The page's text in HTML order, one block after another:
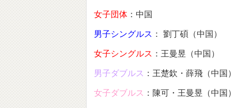
女子団体 ：中国
男子シングルス ： 劉丁碩（中国）
女子シングルス ：王曼昱（中国）
男子ダブルス ：王楚欽・薛飛（中国）
女子ダブルス ：陳可・王曼昱（中国）